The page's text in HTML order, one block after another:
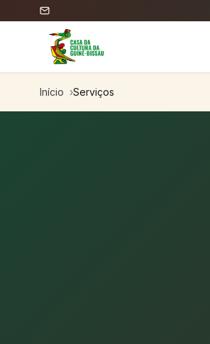
Saltar para o conteúdo
Início Serviços